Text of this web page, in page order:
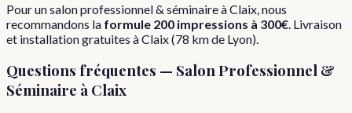
Pourunsalon professionnel & séminaireàClaix , nous
recommandons la formule 200 impressions à 300€ . Livraison
et installation gratuites àClaix(78 km de Lyon).
Questions fréquentes — Salon Professionnel &
Séminaire à Claix